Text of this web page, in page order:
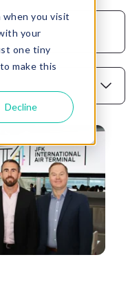
you visit
your
one tiny
make this
Decline